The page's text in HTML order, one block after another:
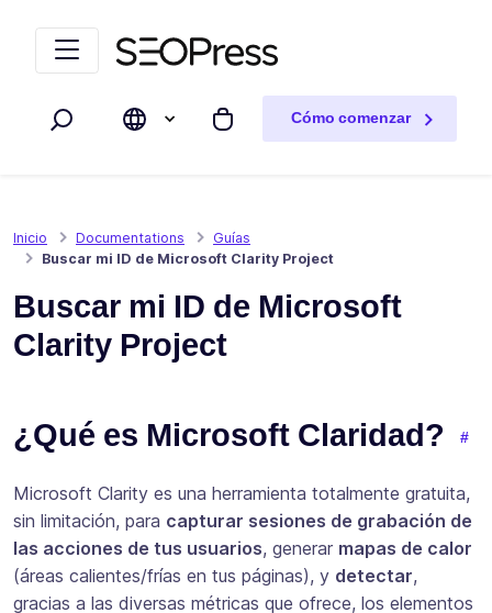
Buscar Mi carrito
Cómo comenzar
Inicio Documentations
Guías
Buscar mi ID de Microsoft Clarity Project
Buscar mi ID de Microsoft
Clarity Project
¿Qué es Microsoft Claridad?
Microsoft Clarity es una herramienta totalmente gratuita,
sin limitación, para capturar sesiones de grabación de
las acciones de tus usuarios, generar mapas de calor
(áreas calientes/frías en tus páginas), y detectar,
gracias a las diversas métricas que ofrece, los elementos